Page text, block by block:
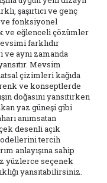
şaşırtıcı ve genç
ve fonksiyonel
ve eğlenceli çözümler
farklıdır
aynı zamanda
Mevsim
çizimleri kağıda
ve konseptlerde
doğasını yansıtırken
yaz güneşi gibi
anımsatan
desenli açık
tercih
anlayışına sahip
yüzlerce seçenek
yansıtabilirsiniz.